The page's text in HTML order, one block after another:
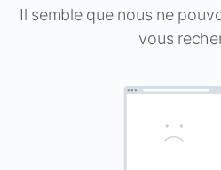
Il semble que nous ne
vous